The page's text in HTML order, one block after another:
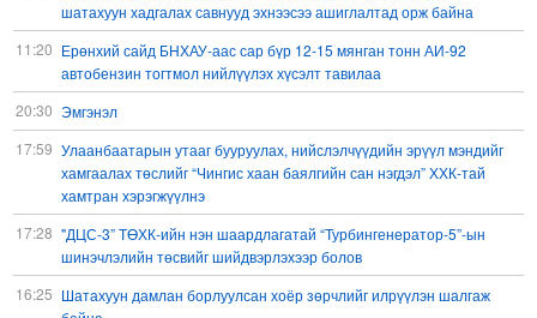
шатахуун хадгалах савнууд эхнээсээ ашиглалтад орж байна
11:20 Ерөнхий сайд БНХАУ-аас сар бүр 12-15 мянган тонн АИ-92
автобензин тогтмол нийлүүлэх хүсэлт тавилаа
20:30 Эмгэнэл
17:59 Улаанбаатарын утааг бууруулах, нийслэлчүүдийн эрүүл мэндийг
хамгаалах төслийг “Чингис хаан баялгийн сан нэгдэл” ХХК-тай
хамтран хэрэгжүүлнэ
17:28 "ДЦС-3” ТӨХК-ийн нэн шаардлагатай “Турбингенератор-5”-ын
шинэчлэлийн төсвийг шийдвэрлэхээр болов
16:25 Шатахуун дамлан борлуулсан хоёр зөрчлийг илрүүлэн шалгаж